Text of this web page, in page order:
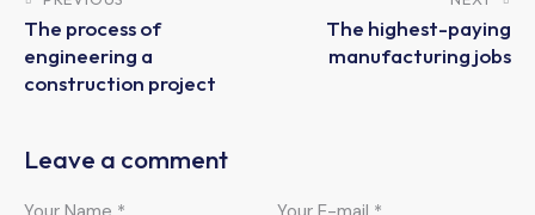
The process of
engineering a
construction project
The highest-paying
manufacturing jobs
Leave a comment